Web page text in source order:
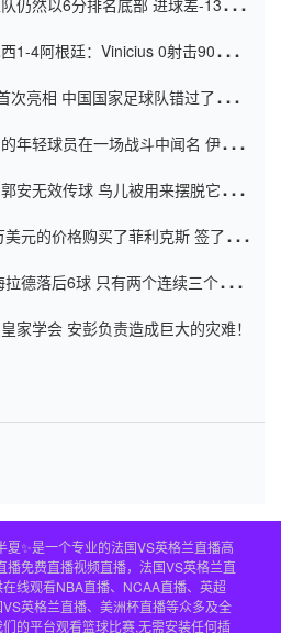
仍然以6分排名底部 进球差-13令人
1-4阿根廷：Vinicius 0射击90分钟
亮相 中国国家足球队错过了世界
年轻球员在一场战斗中闻名 伊万放
安无效传球 鸟儿被用来摆脱它
元的价格购买了菲利克斯 签了7年
德落后6球 只有两个连续三个连续
家学会 安彭负责造成巨大的灾难！
✨是一个专业的法国VS英格兰直播高
免费直播视频直播，法国VS英格兰直
线观看NBA直播、NCAA直播、英超
英格兰直播、美洲杯直播等众多及全
的平台观看篮球比赛,无需安装任何插